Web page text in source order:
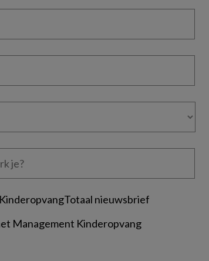
nieuwsbrief
Management Kinderopvang